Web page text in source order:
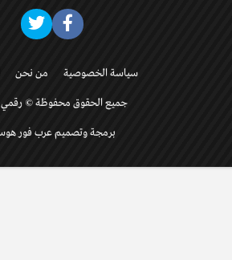
سياسة الخصوصية من نحن
جميع الحقوق محفوظة © رقمي
برمجة وتصميم عرب فور